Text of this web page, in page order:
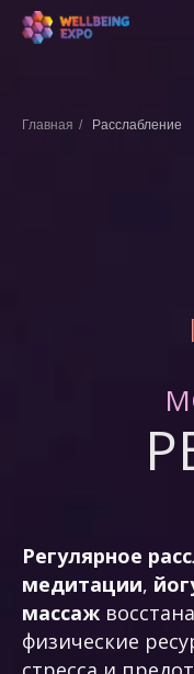
Главная / Расслабление
Регулярное
медитации,
массаж
физические